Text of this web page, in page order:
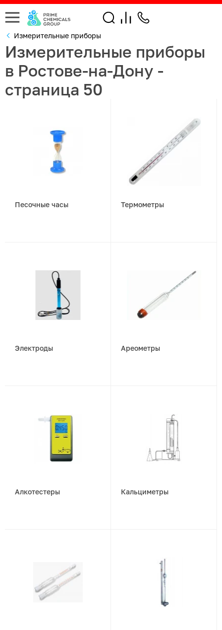
Измерительные приборы
Измерительные приборы
в Ростове-на-Дону -
страница 50
Песочные часы Термометры
Электроды Ареометры
Алкотестеры Кальциметры